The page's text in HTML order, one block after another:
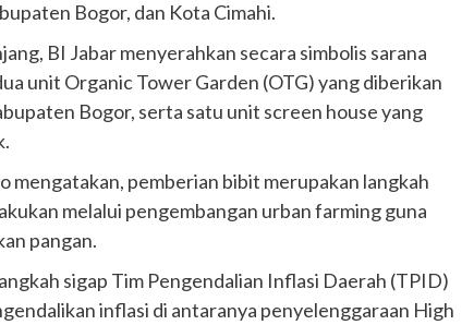
Bogor, dan Kota Cimahi.
BI Jabar menyerahkan secara simbolis sarana
unit Organic Tower Garden (OTG) yang diberikan
Bogor, serta satu unit screen house yang
pemberian bibit merupakan langkah
melalui pengembangan urban farming guna
pangan.
sigap Tim Pengendalian Inflasi Daerah (TPID)
inflasi di antaranya penyelenggaraan High